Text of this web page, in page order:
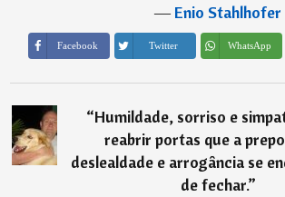
―Enio Stahlhofer
Facebook Twitter WhatsApp
“Humildade, sorriso e
reabrir portas que a
deslealdade e arrogância se
de fechar.”